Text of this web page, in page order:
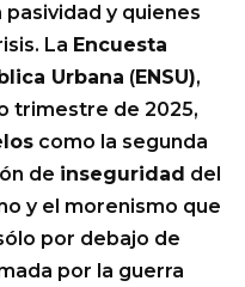
y quienes
La Encuesta
Urbana (ENSU),
trimestre de 2025,
como la segunda
de inseguridad del
y el morenismo que
por debajo de
por la guerra